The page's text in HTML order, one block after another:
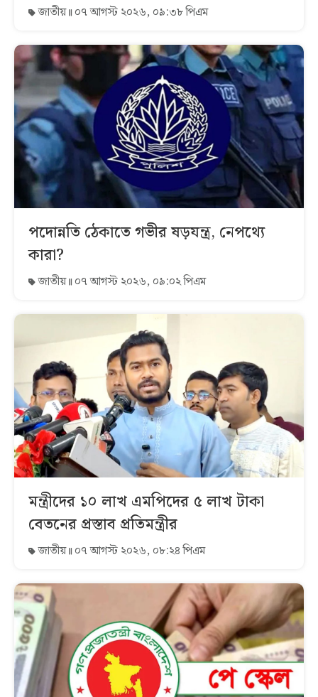
জাতীয় ০৭ আগস্ট ২০২৬, ০৯:৩৮ পিএম
পদোন্নতি ঠেকাতে গভীর ষড়যন্ত্র, নেপথ্যে
কারা?
জাতীয় ০৭ আগস্ট ২০২৬, ০৯:০২ পিএম
মন্ত্রীদের ১০ লাখ এমপিদের ৫ লাখ টাকা
বেতনের প্রস্তাব প্রতিমন্ত্রীর
জাতীয় ০৭ আগস্ট ২০২৬, ০৮:২৪ পিএম